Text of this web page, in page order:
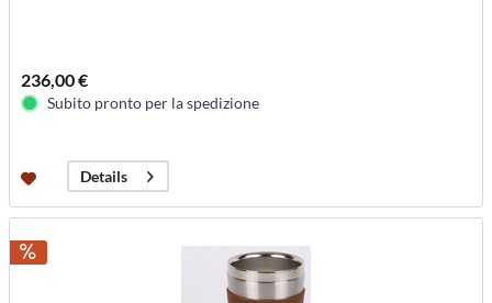
236,00 €
Subito pronto per la spedizione
Details